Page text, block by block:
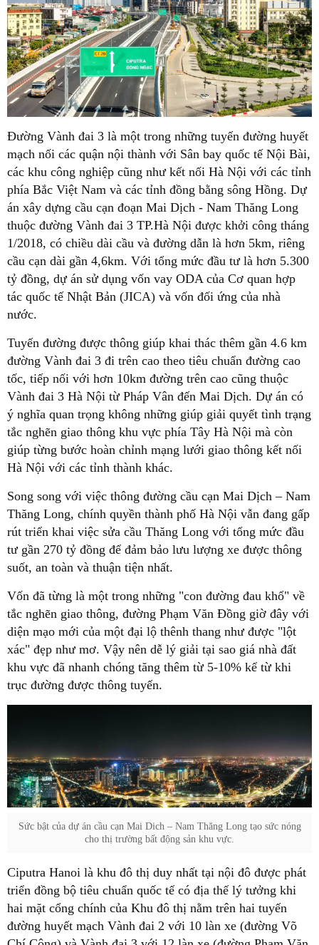
Đường Vành đai 3 là một trong những tuyến đường huyết
mạch nối các quận nội thành với Sân bay quốc tế Nội Bài,
các khu công nghiệp cũng như kết nối Hà Nội với các tỉnh
phía Bắc Việt Nam và các tỉnh đồng bằng sông Hồng. Dự
án xây dựng cầu cạn đoạn Mai Dịch - Nam Thăng Long
thuộc đường Vành đai 3 TP.Hà Nội được khởi công tháng
1/2018, có chiều dài cầu và đường dẫn là hơn 5km, riêng
cầu cạn dài gần 4,6km. Với tổng mức đầu tư là hơn 5.300
tỷ đồng, dự án sử dụng vốn vay ODA của Cơ quan hợp
tác quốc tế Nhật Bản (JICA) và vốn đối ứng của nhà
nước.
Tuyến đường được thông giúp khai thác thêm gần 4.6 km
đường Vành đai 3 đi trên cao theo tiêu chuẩn đường cao
tốc, tiếp nối với hơn 10km đường trên cao cũng thuộc
Vành đai 3 Hà Nội từ Pháp Vân đến Mai Dịch. Dự án có
ý nghĩa quan trọng không những giúp giải quyết tình trạng
tắc nghẽn giao thông khu vực phía Tây Hà Nội mà còn
giúp từng bước hoàn chỉnh mạng lưới giao thông kết nối
Hà Nội với các tỉnh thành khác.
Song song với việc thông đường cầu cạn Mai Dịch – Nam
Thăng Long, chính quyền thành phố Hà Nội vẫn đang gấp
rút triển khai việc sửa cầu Thăng Long với tổng mức đầu
tư gần 270 tỷ đồng để đảm bảo lưu lượng xe được thông
suốt, an toàn và thuận tiện nhất.
Vốn đã từng là một trong những "con đường đau khổ" về
tắc nghẽn giao thông, đường Phạm Văn Đồng giờ đây với
diện mạo mới của một đại lộ thênh thang như được "lột
xác" đẹp như mơ. Vậy nên dễ lý giải tại sao giá nhà đất
khu vực đã nhanh chóng tăng thêm từ 5-10% kể từ khi
trục đường được thông tuyến.
Sức bật của dự án cầu cạn Mai Dich – Nam Thăng Long tạo sức nóng
cho thị trường bất động sản khu vực.
Ciputra Hanoi là khu đô thị duy nhất tại nội đô được phát
triển đồng bộ tiêu chuẩn quốc tế có địa thế lý tưởng khi
hai mặt cổng chính của Khu đô thị nằm trên hai tuyến
đường huyết mạch Vành đai 2 với 10 làn xe (đường Võ